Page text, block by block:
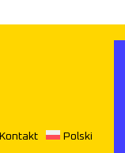
Kontakt Polski